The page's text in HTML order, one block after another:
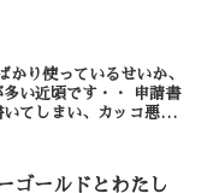
り使っているせいか、
頃です・・ 申請書
てしまい、カッコ悪いの
ゴールドとわたし